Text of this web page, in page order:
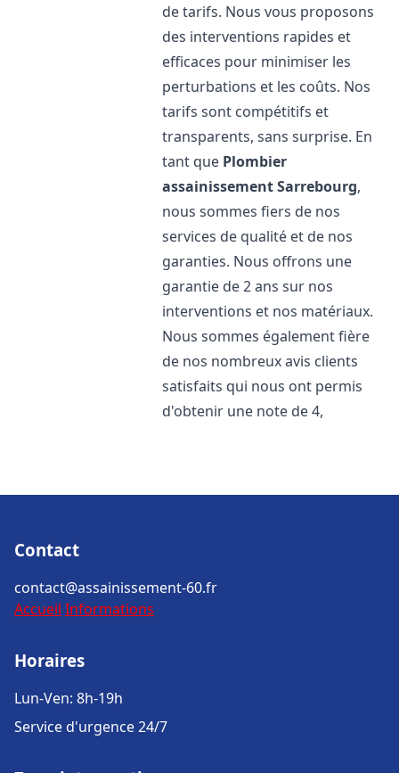
de tarifs. Nous vous proposons
des interventions rapides et
efficaces pour minimiser les
perturbations et les coûts. Nos
tarifs sont compétitifs et
transparents, sans surprise. En
tant que Plombier
assainissementSarrebourg,
nous sommes fiers de nos
services de qualité et de nos
garanties. Nous offrons une
garantie de 2 ans sur nos
interventions et nos matériaux.
Nous sommes également fière
de nos nombreux avis clients
satisfaits qui nous ont permis
d'obtenir une note de 4,
Contact
contact@assainissement-60.fr
Accueil Informations
Horaires
Lun-Ven: 8h-19h
Service d'urgence 24/7